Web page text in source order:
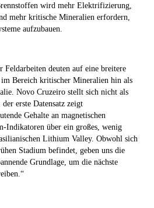
wird mehr Elektrifizierung,
mehr kritische Mineralien erfordern,
aufzubauen.
Feldarbeiten deuten auf eine breitere
im Bereich kritischer Mineralien hin als
Novo Cruzeiro stellt sich nicht als
erste Datensatz zeigt
Gehalte an magnetischen
Indikatoren über ein großes, wenig
Lithium Valley. Obwohl sich
Stadium befindet, geben uns die
Grundlage, um die nächste